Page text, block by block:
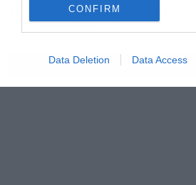
CONFIRM
Data Deletion Data Access
FDA: Πράσινο φως στο πρώτο
ΟΛΕΣ ΟΙ